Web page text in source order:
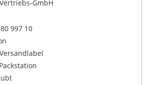
GmbH
997 10